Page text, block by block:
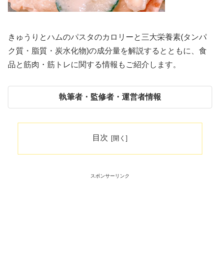
きゅうりとハムのパスタのカロリーと三大栄養素(タンパ
ク質・脂質・炭水化物)の成分量を解説するとともに、食
品と筋肉・筋トレに関する情報もご紹介します。
執筆者・監修者・運営者情報
目次
スポンサーリンク